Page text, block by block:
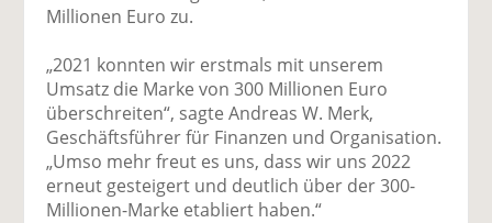
Millionen Euro zu.
„2021 konnten wir erstmals mit unserem
Umsatz die Marke von 300 Millionen Euro
überschreiten“, sagte Andreas W. Merk,
Geschäftsführer für Finanzen und Organisation.
„Umso mehr freut es uns, dass wir uns 2022
erneut gesteigert und deutlich über der 300-
Millionen-Marke etabliert haben.“